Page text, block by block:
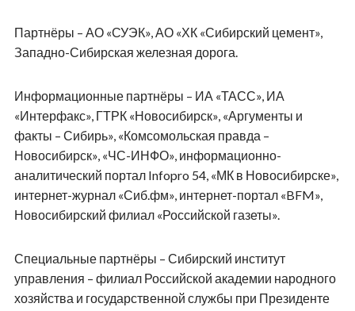
Партнёры – АО «СУЭК», АО «ХК «Сибирский цемент»,
Западно-Сибирская железная дорога.
Информационные партнёры – ИА «ТАСС», ИА
«Интерфакс», ГТРК «Новосибирск», «Аргументы и
факты – Сибирь», «Комсомольская правда –
Новосибирск», «ЧС-ИНФО», информационно-
аналитический портал Infopro 54, «МК в Новосибирске»,
интернет-журнал «Сиб.фм», интернет-портал «BFM»,
Новосибирский филиал «Российской газеты».
Специальные партнёры – Сибирский институт
управления – филиал Российской академии народного
хозяйства и государственной службы при Президенте